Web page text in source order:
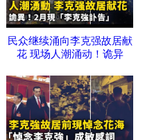
民众继续涌向李克强故居献
花 现场人潮涌动！诡异